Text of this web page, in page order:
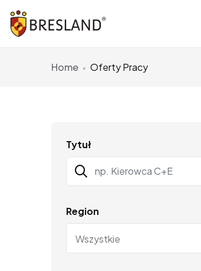
Home Oferty Pracy
Tytuł
Region